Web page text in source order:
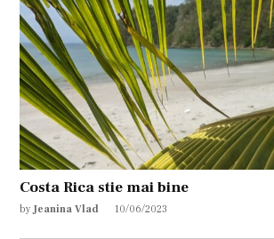
Costa Rica stie mai bine
by Jeanina Vlad 10/06/2023